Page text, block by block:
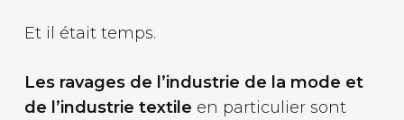
Et il était temps.
Les ravages de l’industrie de la mode et
de l’industrie textile en particulier sont